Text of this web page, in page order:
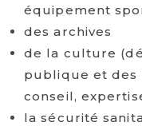
équipement
des archives
de la culture
publique et des
conseil,
la sécurité